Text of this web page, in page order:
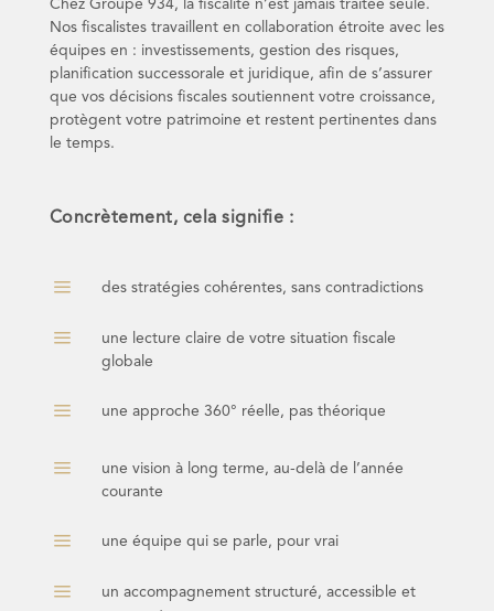
Chez Groupe 934, la fiscalité n’est jamais traitée seule.
Nos fiscalistes travaillent en collaboration étroite avec les
équipes en : investissements, gestion des risques,
planification successorale et juridique, afin de s’assurer
que vos décisions fiscales soutiennent votre croissance,
protègent votre patrimoine et restent pertinentes dans
le temps.
Concrètement, cela signifie :
a des stratégies cohérentes, sans contradictions
a
une lecture claire de votre situation fiscale
globale
a une approche 360° réelle, pas théorique
a
une vision à long terme, au-delà de l’année
courante
a une équipe qui se parle, pour vrai
a
un accompagnement structuré, accessible et